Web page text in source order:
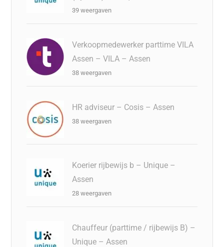
39 weergaven
Verkoopmedewerker parttime VILA
Assen – VILA – Assen
38 weergaven
HR adviseur – Cosis – Assen
38 weergaven
Koerier rijbewijs b – Unique –
Assen
28 weergaven
Chauffeur (parttime / rijbewijs B) –
Unique – Assen